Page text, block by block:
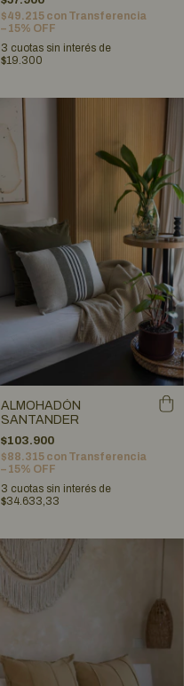
$49.215 con Transferencia
– 15% OFF
3 cuotas sin interés de
$19.300
ALMOHADÓN
SANTANDER
$103.900
$88.315 con Transferencia
– 15% OFF
3 cuotas sin interés de
$34.633,33